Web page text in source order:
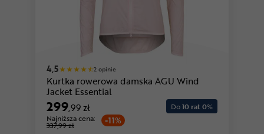
4,5 2 opinie
Kurtka rowerowa damska AGU Wind
Jacket Essential
299,99 zł
-11%
Najniższa cena:
337,99 zł
Do10 rat 0%